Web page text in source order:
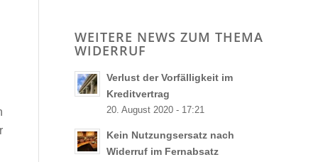
WEITERE NEWS ZUM THEMA
WIDERRUF
Verlust der Vorfälligkeit im
Kreditvertrag
20. August 2020 - 17:21
Kein Nutzungsersatz nach
Widerruf im Fernabsatz